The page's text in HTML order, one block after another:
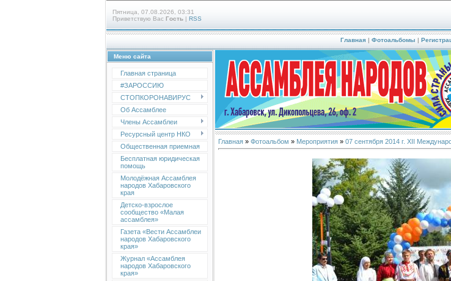
Пятница, 07.08.2026, 03:31
Приветствую Вас Гость | RSS
Главная | Фотоальбомы |
Меню сайта
Главная страница
#ЗАРОССИЮ
СТОПКОРОНАВИРУС
Об Ассамблее
Члены Ассамблеи
Ресурсный центр НКО
Общественная приемная
Бесплатная юридическая
помощь
Молодёжная Ассамблея
народов Хабаровского
края
Детско-взрослое
сообщество «Малая
ассамблея»
Газета «Вести Ассамблеи
народов Хабаровского
края»
Журнал «Ассамблея
народов Хабаровского
края»
Главная » Фотоальбом » Мероприятия » 07 сентября 2014 г. XII